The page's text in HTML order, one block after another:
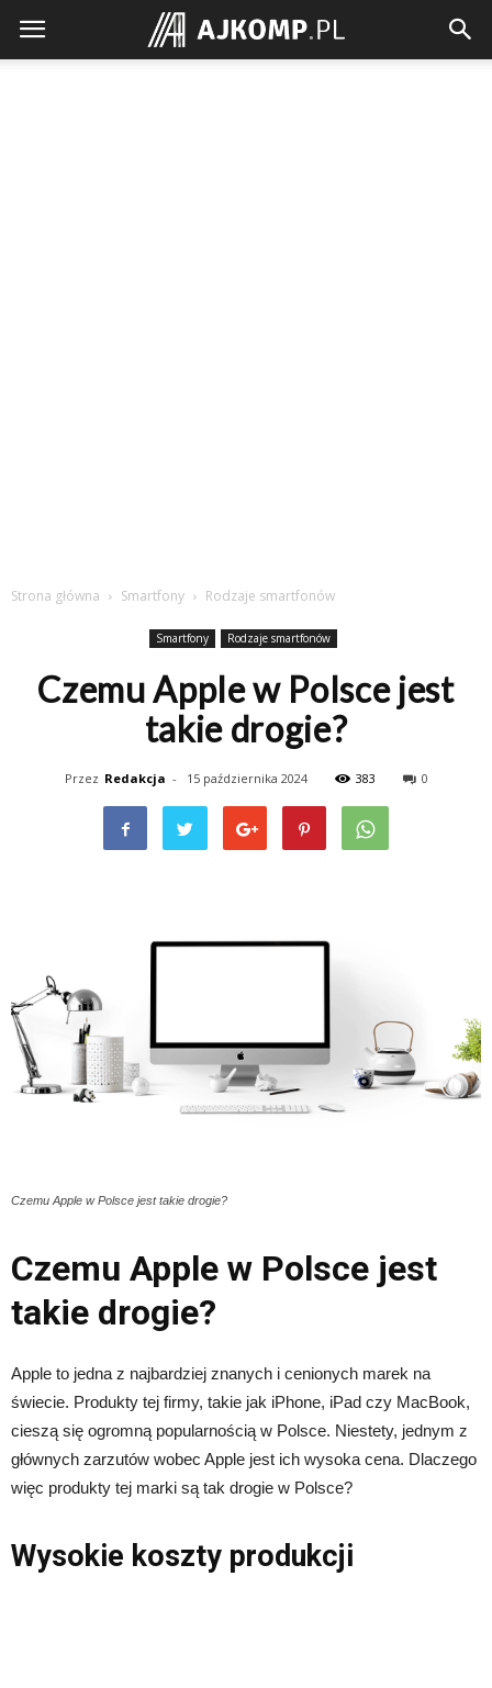
Ajkomp.pl
Strona główna Smartfony Rodzaje smartfonów
Smartfony Rodzaje smartfonów
Czemu Apple w Polsce jest
takie drogie?
Przez Redakcja - 15 października 2024 383 0
Czemu Apple w Polsce jest takie drogie?
Czemu Apple w Polsce jest
takie drogie?
Apple to jedna z najbardziej znanych i cenionych marek na
świecie. Produkty tej firmy, takie jak iPhone, iPad czy MacBook,
cieszą się ogromną popularnością w Polsce. Niestety, jednym z
głównych zarzutów wobec Apple jest ich wysoka cena. Dlaczego
więc produkty tej marki są tak drogie w Polsce?
Wysokie koszty produkcji